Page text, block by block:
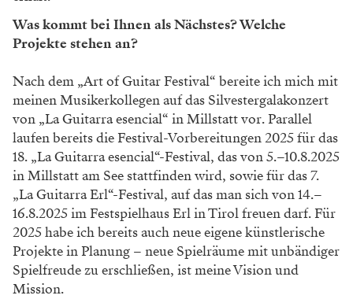
Was kommt bei Ihnen als Nächstes? Welche
Projekte stehen an?
Nach dem „Art of Guitar Festival“ bereite ich mich mit
meinen Musikerkollegen auf das Silvestergalakonzert
von „La Guitarra esencial“ in Millstatt vor. Parallel
laufen bereits die Festival-Vorbereitungen 2025 für das
18. „La Guitarra esencial“-Festival, das von 5.–10.8.2025
in Millstatt am See stattfinden wird, sowie für das 7.
„La Guitarra Erl“-Festival, auf das man sich von 14.–
16.8.2025 im Festspielhaus Erl in Tirol freuen darf. Für
2025 habe ich bereits auch neue eigene künstlerische
Projekte in Planung – neue Spielräume mit unbändiger
Spielfreude zu erschließen, ist meine Vision und
Mission.